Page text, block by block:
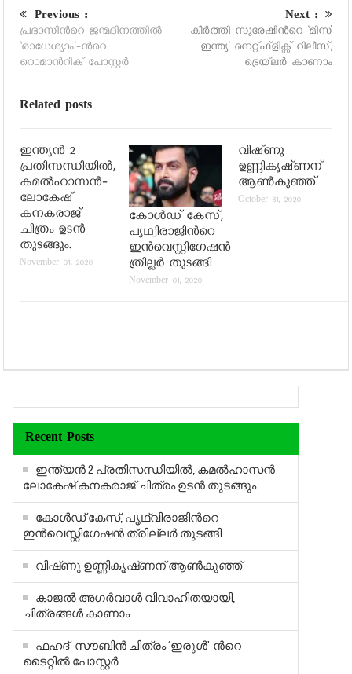
Previous :
പ്രഭാസിന്‍റെ ജന്മദിനത്തില്‍
‘രാധേശ്യാം’-ന്‍റെ
റൊമാന്‍റിക് പോസ്റ്റര്‍
Next :
കീര്‍ത്തി സുരേഷിന്‍റെ ‘മിസ്
ഇന്ത്യ’ നെറ്റ്ഫ്ളിക്സ് റിലീസ്,
ട്രെയ്‍ലര്‍ കാണാം
Related posts
ഇന്ത്യന്‍ 2
പ്രതിസന്ധിയില്‍,
കമല്‍ഹാസന്‍-
ലോകേഷ്
കനകരാജ്
ചിത്രം ഉടന്‍
തുടങ്ങും.
November 01, 2020
കോള്‍ഡ് കേസ്,
പൃഥ്വിരാജിന്‍റെ
ഇന്‍വെസ്റ്റിഗേഷന്‍
ത്രില്ലര്‍ തുടങ്ങി
November 01, 2020
വിഷ്‍ണു
ഉണ്ണികൃഷ്‍ണന്
ആണ്‍കുഞ്ഞ്
October 31, 2020
Recent Posts
ഇന്ത്യന്‍ 2 പ്രതിസന്ധിയില്‍, കമല്‍ഹാസന്‍-
ലോകേഷ് കനകരാജ് ചിത്രം ഉടന്‍ തുടങ്ങും.
കോള്‍ഡ് കേസ്, പൃഥ്വിരാജിന്‍റെ
ഇന്‍വെസ്റ്റിഗേഷന്‍ ത്രില്ലര്‍ തുടങ്ങി
വിഷ്‍ണു ഉണ്ണികൃഷ്‍ണന് ആണ്‍കുഞ്ഞ്
കാജല്‍ അഗര്‍വാള്‍ വിവാഹിതയായി,
ചിത്രങ്ങള്‍ കാണാം
ഫഹദ്- സൗബിന്‍ ചിത്രം ‘ഇരുള്‍’-ന്‍റെ
ടൈറ്റില്‍ പോസ്റ്റര്‍